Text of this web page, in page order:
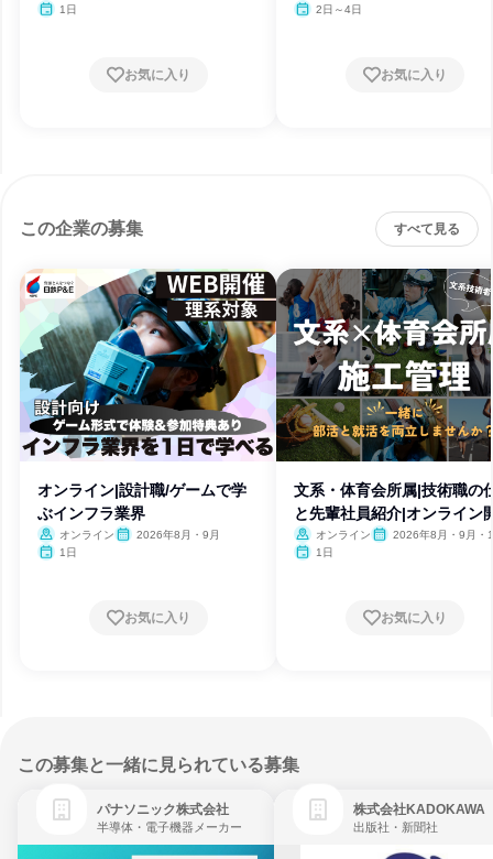
1日
お気に入り
2027年1月・2月
2日～4日
お気に入り
この企業の募集 すべて見る
オンライン|設計職/ゲームで学
ぶインフラ業界
オンライン
2026年8月・9月
1日
お気に入り
文系・体育会所属|技術職の
と先輩社員紹介|オンライン
オンライン
2026年8月・9月・
1日
お気に入り
この募集と一緒に見られている募集
パナソニック株式会社
半導体・電子機器メーカー
株式会社KADOKAWA
出版社・新聞社